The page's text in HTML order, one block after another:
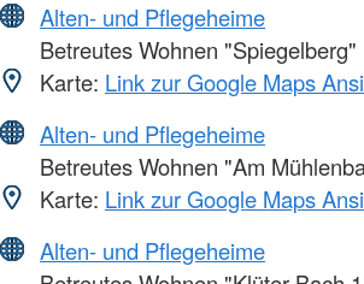
Alten- und Pflegeheime
Betreutes Wohnen "Spiegelberg"
Karte: Link zur Google Maps
Alten- und Pflegeheime
Betreutes Wohnen "Am
Karte: Link zur Google Maps
Alten- und Pflegeheime